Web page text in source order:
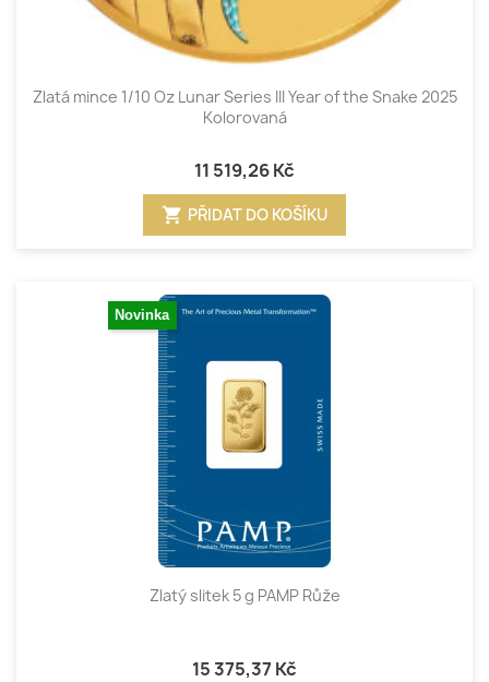
Zlatá mince 1/10 Oz Lunar Series III Year of the Snake 2025
Kolorovaná
11 519,26 Kč
shopping_cart PŘIDAT DO KOŠÍKU
Novinka
Zlatý slitek 5 g PAMP Růže
15 375,37 Kč